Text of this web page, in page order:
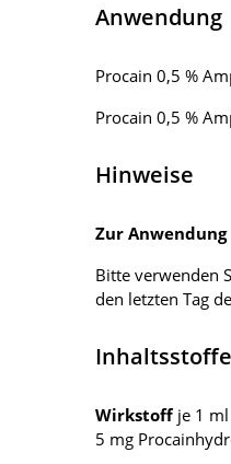
Anwendung
Procain 0,5 %
Procain 0,5 %
Hinweise
Zur
Bitte verwenden
den letzten Tag
Inhaltsstoffe
Wirkstoff je 1
5 mg